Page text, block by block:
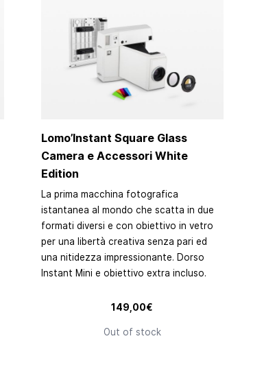
Lomo’Instant Square Glass
Camera e Accessori White
Edition
La prima macchina fotografica
istantanea al mondo che scatta in due
formati diversi e con obiettivo in vetro
per una libertà creativa senza pari ed
una nitidezza impressionante. Dorso
Instant Mini e obiettivo extra incluso.
149,00€
Out of stock